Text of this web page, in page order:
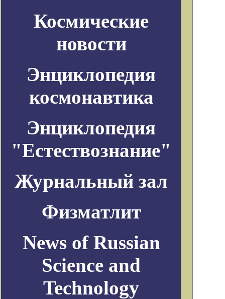
Космические
новости
Энциклопедия
космонавтика
Энциклопедия
"Естествознание"
Журнальный зал
Физматлит
News of Russian
Science and
Technology